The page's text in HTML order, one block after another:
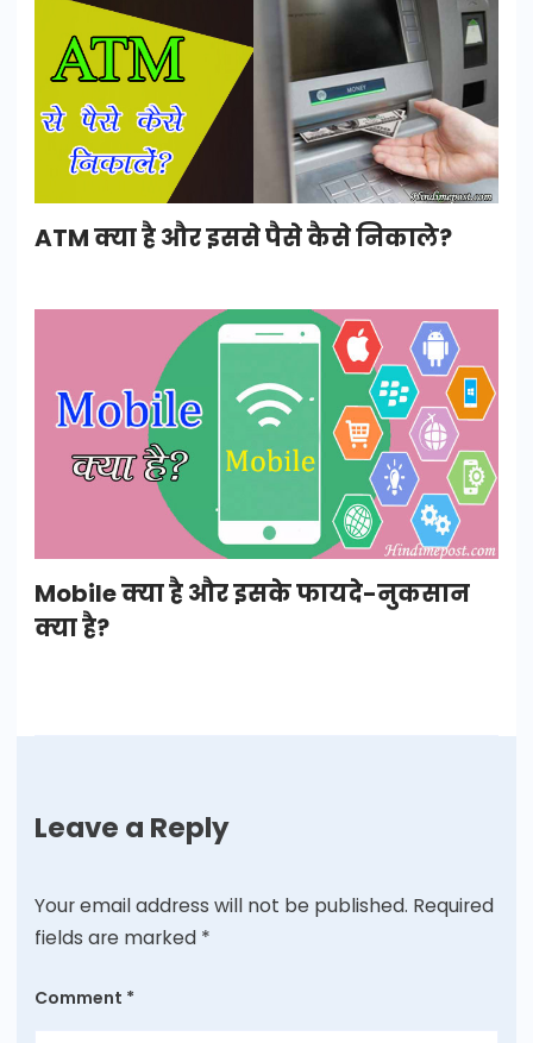
ATM क्या है और इससे पैसे कैसे निकाले?
Mobile क्या है और इसके फायदे-नुकसान
क्या है?
Leave a Reply
Your email address will not be published. Required
fields are marked *
Comment *